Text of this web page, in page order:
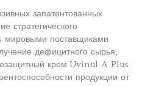
запатентованных
стратегического
мировыми поставщиками
дефицитного сырья,
крем Uvinul A Plus
продукции от